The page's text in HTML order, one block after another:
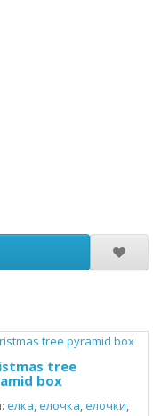
tree
box
елка,елочка,елочки,